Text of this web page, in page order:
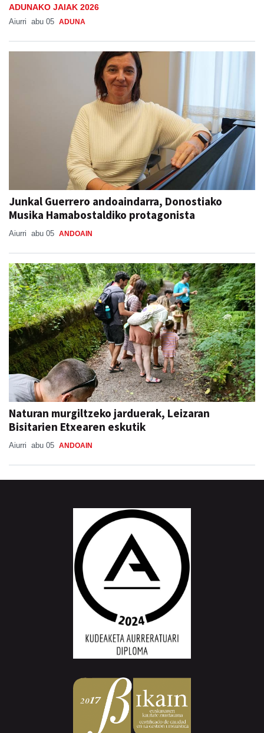
ADUNAKO JAIAK 2026
Aiurri abu 05 ADUNA
Junkal Guerrero andoaindarra, Donostiako
Musika Hamabostaldiko protagonista
Aiurri abu 05 ANDOAIN
Naturan murgiltzeko jarduerak, Leizaran
Bisitarien Etxearen eskutik
Aiurri abu 05 ANDOAIN